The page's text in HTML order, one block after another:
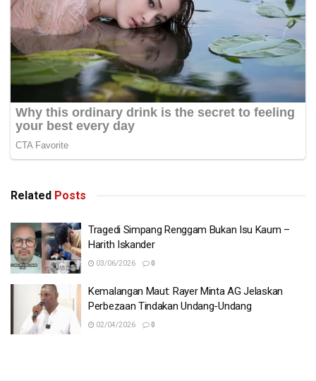
Related Posts
Tragedi Simpang Renggam Bukan Isu Kaum –
Harith Iskander
03/06/2026 0
Kemalangan Maut: Rayer Minta AG Jelaskan
Perbezaan Tindakan Undang-Undang
02/04/2026 0